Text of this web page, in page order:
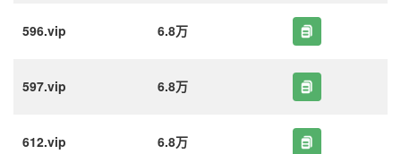
596.vip 6.8万
597.vip 6.8万
612.vip 6.8万